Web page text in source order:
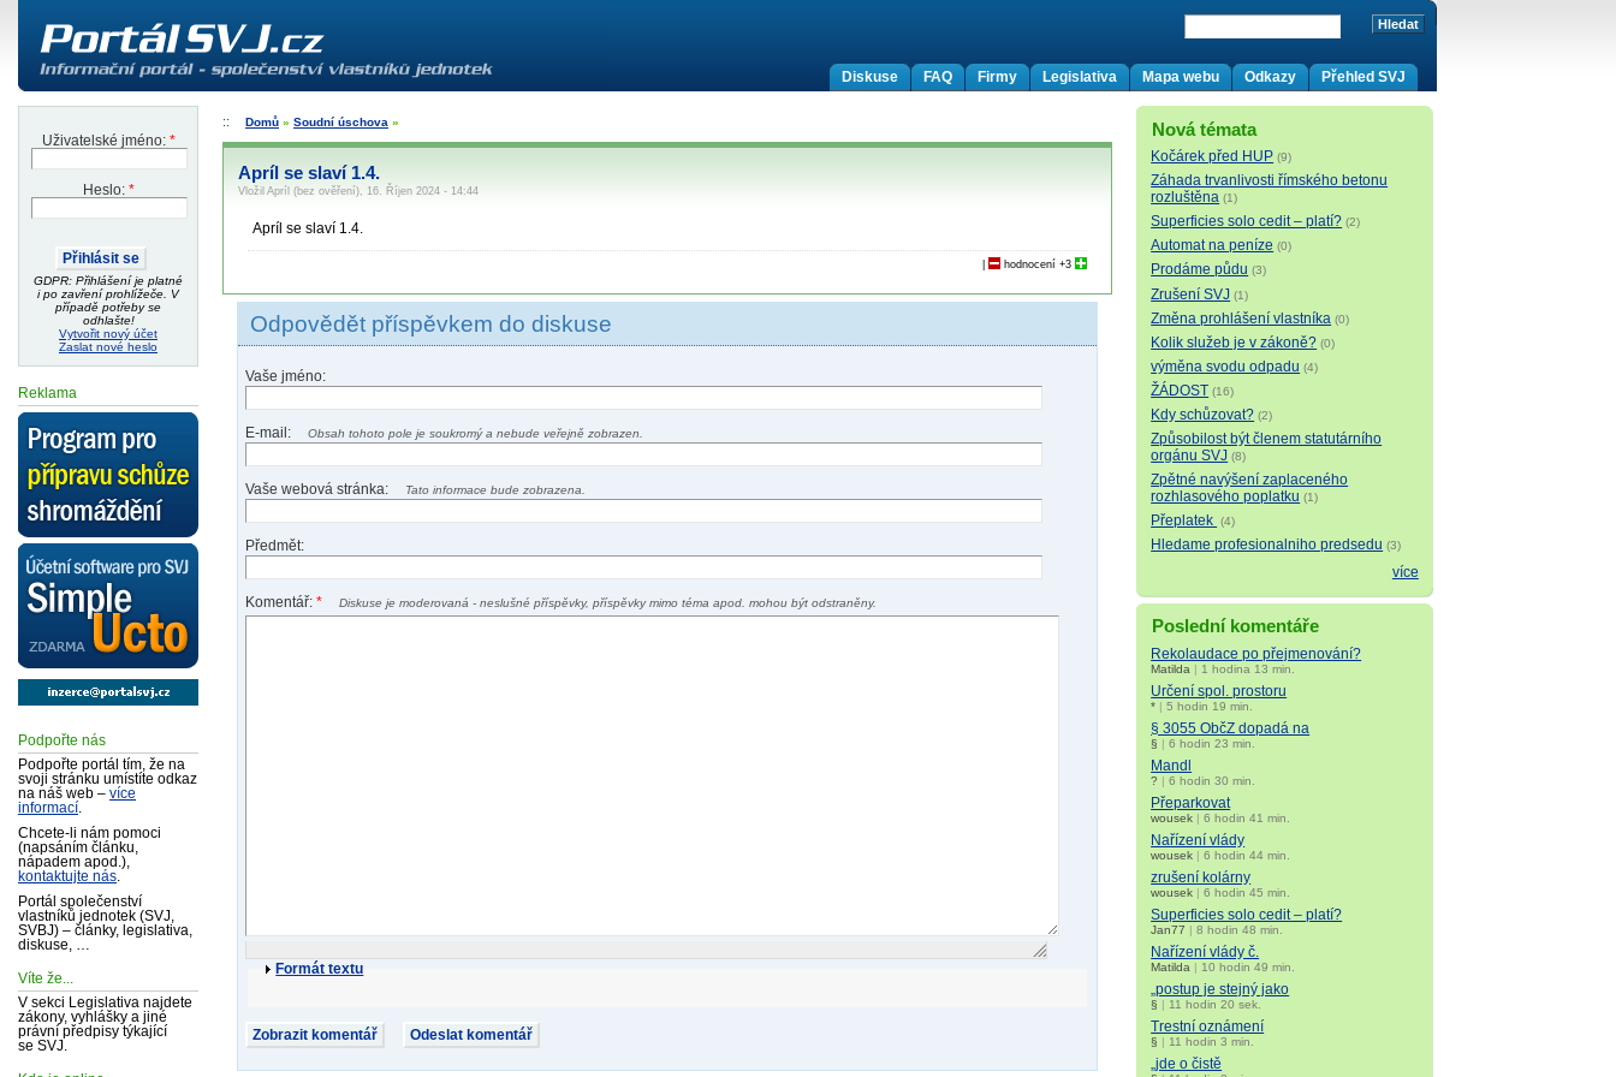
Přehled SVJ
Odkazy
Mapa webu
Legislativa
Firmy
FAQ
Diskuse
Uživatelské jméno: *
Heslo: *
GDPR: Přihlášení je platné
i po zavření prohlížeče. V
případě potřeby se
odhlašte!
Vytvořit nový účet
Zaslat nové heslo
Reklama
Podpořte nás
Podpořte portál tím, že na
svoji stránku umístíte odkaz
na náš web – více
informací
Chcete-li nám pomoci
(napsáním článku,
nápadem apod.),
kontaktujte nás
Portál společenství
vlastníků jednotek (SVJ,
SVBJ) – články, legislativa,
diskuse, …
Víte že...
V sekci Legislativa najdete
zákony, vyhlášky a jiné
právní předpisy týkající
se SVJ.
Nová témata
Kočárek před HUP (9)
Záhada trvanlivosti římského betonu
rozluštěna (1)
Superficies solo cedit – platí? (2)
Automat na peníze (0)
Prodáme půdu (3)
Zrušení SVJ (1)
Změna prohlášení vlastníka (0)
Kolik služeb je v zákoně? (0)
výměna svodu odpadu (4)
ŽÁDOST (16)
Kdy schůzovat? (2)
Způsobilost být členem statutárního
orgánu SVJ (8)
Zpětné navýšení zaplaceného
rozhlasového poplatku (1)
Přeplatek (4)
Hledame profesionalniho predsedu (3)
více
Poslední komentáře
Rekolaudace po přejmenování?
Matilda | 1 hodina 13 min.
Určení spol. prostoru
* |5 hodin 19 min.
§ 3055 ObčZ dopadá na
§ |6 hodin 23 min.
Mandl
? |6 hodin 30 min.
Přeparkovat
wousek |6 hodin 41 min.
Nařízení vlády
wousek |6 hodin 44 min.
zrušení kolárny
wousek |6 hodin 45 min.
Superficies solo cedit – platí?
Jan77 |8 hodin 48 min.
Nařízení vlády č.
Matilda | 10 hodin 49 min.
„postup je stejný jako
§ | 11 hodin 20 sek.
Trestní oznámení
§ | 11 hodin 3 min.
„jde o čistě
Domů » Soudní úschova »
Apríl se slaví 1.4.
Vložil Apríl (bez ověření), 16. Říjen 2024 - 14:44
Apríl se slaví 1.4.
hodnocení +3
Odpovědět příspěvkem do diskuse
Vaše jméno:
E-mail: Obsah tohoto pole je soukromý a nebude veřejně zobrazen.
Vaše webová stránka: Tato informace bude zobrazena.
Předmět:
Komentář:* Diskuse je moderovaná - neslušné příspěvky, příspěvky mimo téma apod. mohou být odstraněny.
Formát textu